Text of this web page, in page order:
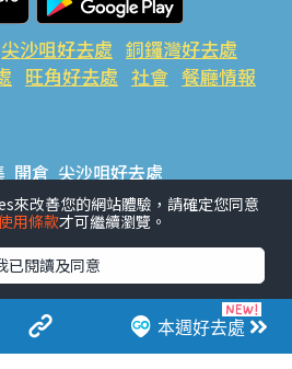
本週好去處
尖沙咀好去處 銅鑼灣好去處
旺角好去處 社會 餐廳情報
開倉 尖沙咀好去處
荃灣好去處 旺角好去處 社會
推介 #美食社群熱話
應用程式
#限時搶
商戶中心 #著數 #網絡熱話
來改善您的網站體驗，請確定您同意
用條款才可繼續瀏覽。
已閱讀及同意